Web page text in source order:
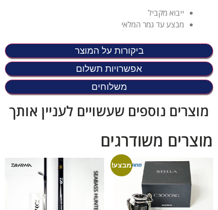
ביקורות על המוצר
אפשרויות תשלום
משלוחים
ייבוא מקביל
מבצע עד גמר המלאי
מוצרים נוספים שעשויים לעניין אותך
מוצרים משודרגים
מבצע!